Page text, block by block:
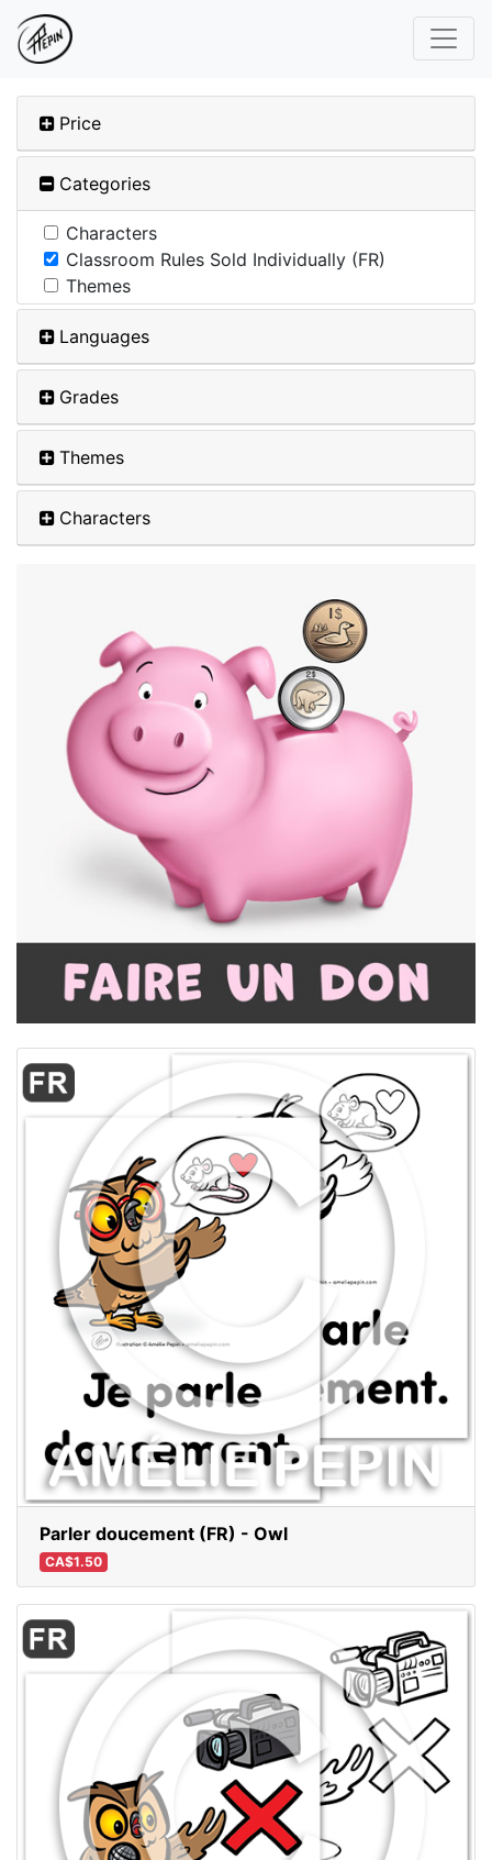
Price
Categories
Characters
Classroom Rules Sold Individually (FR)
Themes
Languages
Grades
Themes
Characters
Parler doucement (FR) - Owl
CA$1.50